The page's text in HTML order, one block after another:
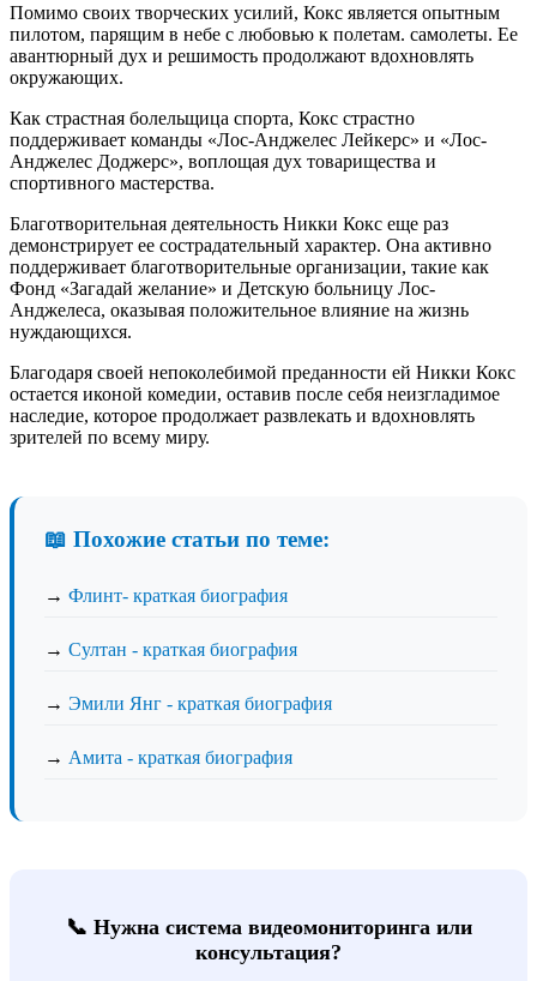
Помимо своих творческих усилий, Кокс является опытным
пилотом, парящим в небе с любовью к полетам. самолеты. Ее
авантюрный дух и решимость продолжают вдохновлять
окружающих.
Как страстная болельщица спорта, Кокс страстно
поддерживает команды «Лос-Анджелес Лейкерс» и «Лос-
Анджелес Доджерс», воплощая дух товарищества и
спортивного мастерства.
Благотворительная деятельность Никки Кокс еще раз
демонстрирует ее сострадательный характер. Она активно
поддерживает благотворительные организации, такие как
Фонд «Загадай желание» и Детскую больницу Лос-
Анджелеса, оказывая положительное влияние на жизнь
нуждающихся.
Благодаря своей непоколебимой преданности ей Никки Кокс
остается иконой комедии, оставив после себя неизгладимое
наследие, которое продолжает развлекать и вдохновлять
зрителей по всему миру.
📖 Похожие статьи по теме:
→ Флинт- краткая биография
→ Султан - краткая биография
→ Эмили Янг - краткая биография
→ Амита - краткая биография
📞 Нужна система видеомониторинга или
консультация?